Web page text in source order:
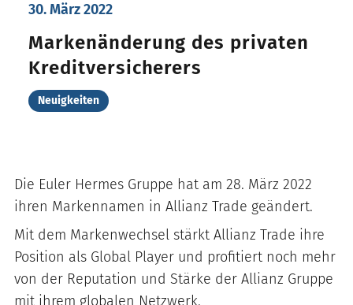
30. März 2022
Markenänderung des privaten
Kreditversicherers
Neuigkeiten
Die Euler Hermes Gruppe hat am 28. März 2022
ihren Markennamen in Allianz Trade geändert.
Mit dem Markenwechsel stärkt Allianz Trade ihre
Position als Global Player und profitiert noch mehr
von der Reputation und Stärke der Allianz Gruppe
mit ihrem globalen Netzwerk.